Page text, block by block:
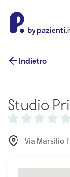
Indietro
Studio
Via Marsilio